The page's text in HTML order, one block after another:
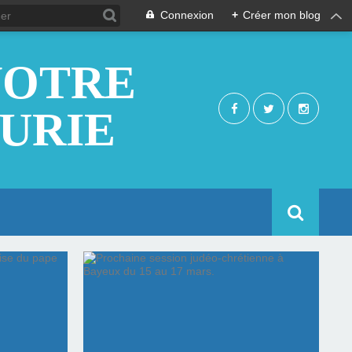
Connexion + Créer mon blog